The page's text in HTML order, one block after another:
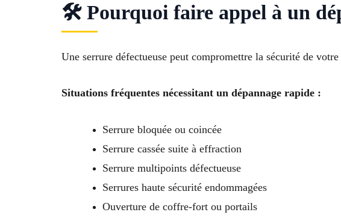
🛠 Pourquoi faire appel à un
Une serrure défectueuse peut compromettre la sécurité de
Situations fréquentes nécessitant un dépannage rapide :
Serrure bloquée ou coincée
Serrure cassée suite à effraction
Serrure multipoints défectueuse
Serrures haute sécurité endommagées
Ouverture de coffre-fort ou portails